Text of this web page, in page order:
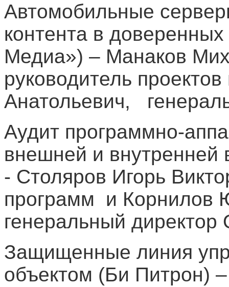
Автомобильные
контента в
Медиа») – Манаков
руководитель
Анатольевич,
Аудит программно-
внешней и внутренней
- Столяров Игорь
программ и Корнилов
генеральный
Защищенные линия
объектом (Би Питрон)